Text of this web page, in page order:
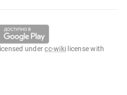
undercc-wiki license with